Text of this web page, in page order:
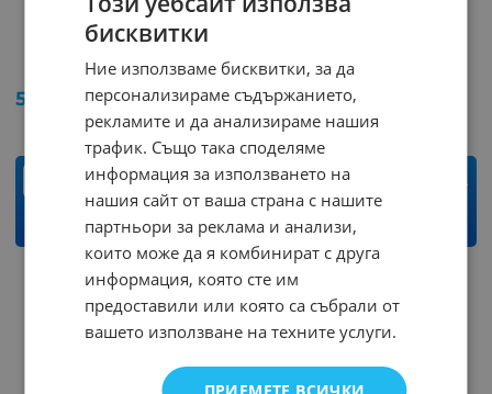
ATMEGA8L-8PU PDIP28
Арт.№: 36626
5.22 / 10.21 лв.
бр.
КУПИ
Арт.№: 35898
5.01 € / 9.80
бр.
КУПИ
бисквитки
Ние използваме бисквитки, за да
персонализираме съдържанието,
рекламите и да анализираме нашия
трафик. Също така споделяме
информация за използването на
нашия сайт от ваша страна с нашите
партньори за реклама и анализи,
които може да я комбинират с друга
информация, която сте им
предоставили или която са събрали от
вашето използване на техните услуги.
ПРИЕМЕТЕ ВСИЧКИ